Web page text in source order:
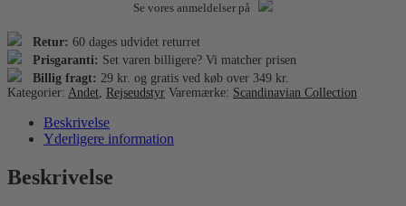
Se vores anmeldelser på
Retur: 60 dages udvidet returret
Prisgaranti: Set varen billigere? Vi matcher prisen
Billig fragt: 29 kr. og gratis ved køb over 349 kr.
Kategorier: Andet Rejseudstyr Varemærke: Scandinavian Collection
Beskrivelse
Yderligere information
Beskrivelse